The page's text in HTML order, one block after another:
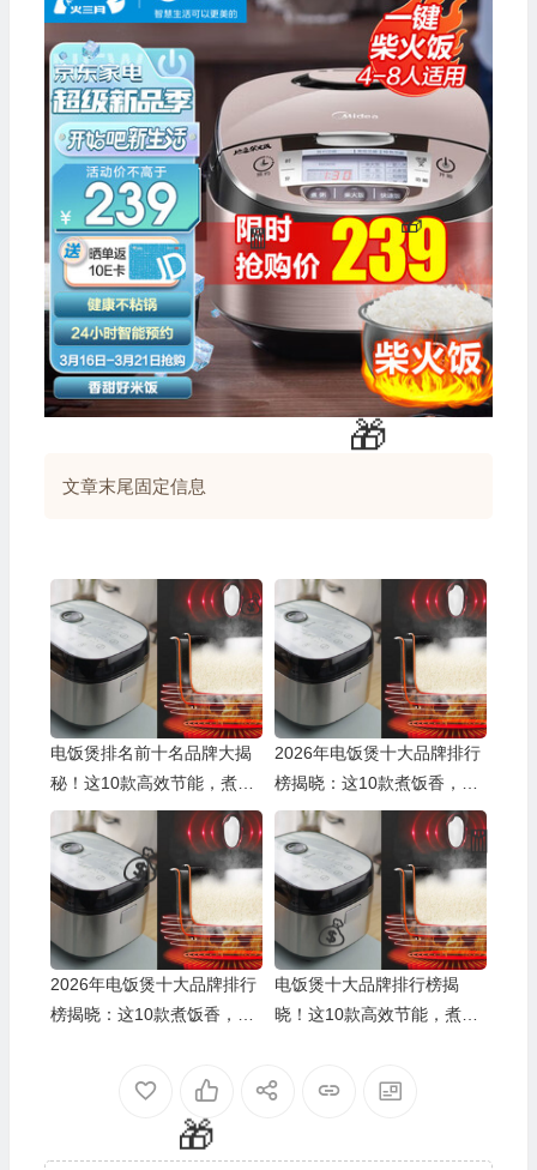
文章末尾固定信息
电饭煲排名前十名品牌大揭
秘！这10款高效节能，煮饭
超香！
2026年电饭煲十大品牌排行
榜揭晓：这10款煮饭香，智
能又实用
2026年电饭煲十大品牌排行
榜揭晓：这10款煮饭香，智
电饭煲十大品牌排行榜揭
晓！这10款高效节能，煮饭
💰
🎁
🧧
💰
🎁
🎁